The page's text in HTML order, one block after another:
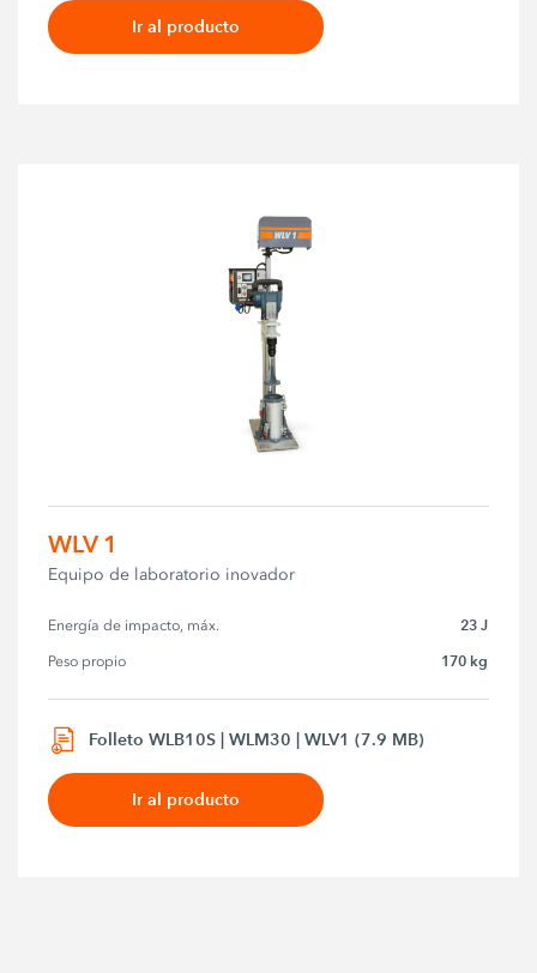
Ir al producto
WLV 1
Equipo de laboratorio inovador
Energía de impacto, máx. 23 J
Peso propio 170 kg
Folleto WLB10S | WLM30 | WLV1 (7.9 MB)
Ir al producto